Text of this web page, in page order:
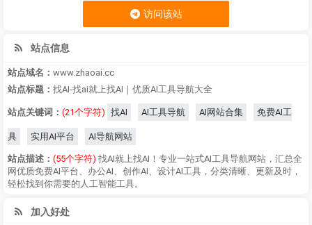
访问该站
站点信息
站点域名： www.zhaoai.cc
站点标题： 找AI-找ai就上找AI｜优质AI工具导航大全
站点关键词： (21个字符) 找AI AI工具导航 AI网站合集 免费AI工
具 实用AI平台 AI导航网站
站点描述： (55个字符) 找AI就上找AI！专业一站式AI工具导航网站，汇总全
网优质免费AI平台、办公AI、创作AI、设计AI工具，分类清晰、更新及时，
轻松找到你需要的人工智能工具。
加入好处